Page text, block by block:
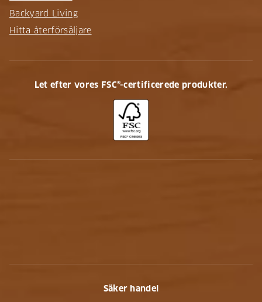
Backyard Living
Hitta återförsäljare
Let efter vores FSC®-certificerede produkter.
Säker handel